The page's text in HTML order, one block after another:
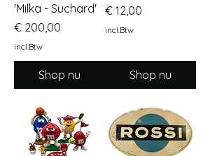
'Milka - Suchard'
Prijs
€ 200,00
incl.Btw
Shop nu
Prijs
€ 12,00
incl.Btw
Shop nu